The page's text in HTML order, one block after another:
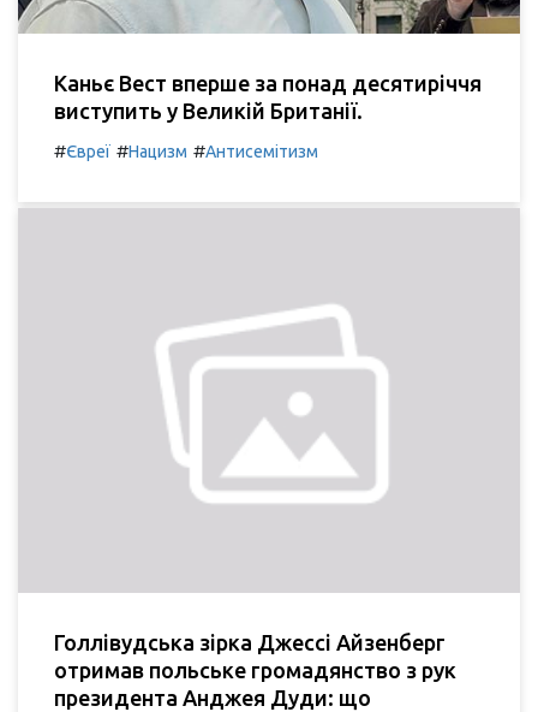
Каньє Вест вперше за понад десятиріччя
виступить у Великій Британії.
#Євреї #Нацизм #Антисемітизм
Голлівудська зірка Джессі Айзенберг
отримав польське громадянство з рук
президента Анджея Дуди: що